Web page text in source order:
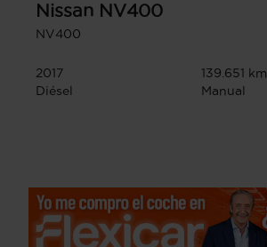
Nissan NV400
NV400
2017
139.651 km
Diésel
Manual